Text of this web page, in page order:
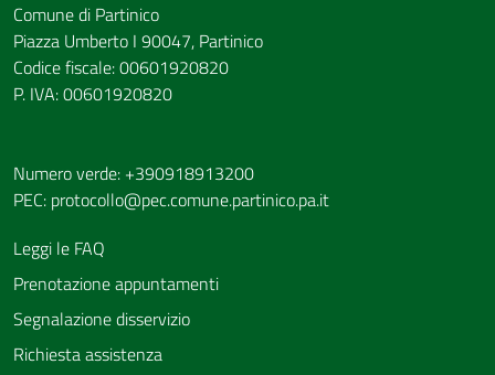
Comune di Partinico
Piazza Umberto I 90047, Partinico
Codice fiscale: 00601920820
P. IVA: 00601920820
Numero verde: +390918913200
PEC: protocollo@pec.comune.partinico.pa.it
Leggi le FAQ
Prenotazione appuntamenti
Segnalazione disservizio
Richiesta assistenza